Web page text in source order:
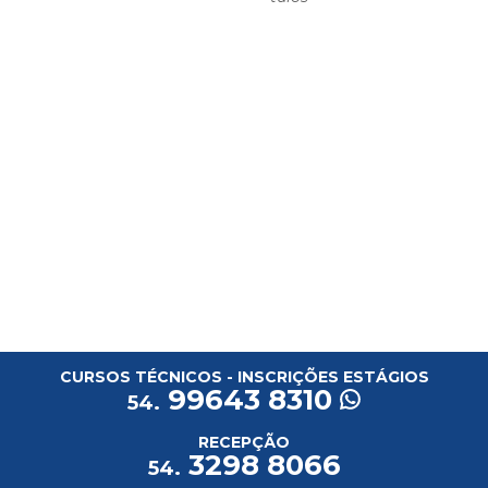
CURSOS TÉCNICOS - INSCRIÇÕES ESTÁGIOS
54. 99643 8310
RECEPÇÃO
54. 3298 8066